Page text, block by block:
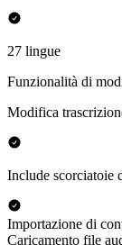
27 lingue
Funzionalità di
Modifica
Include scorciatoie
Importazione di
Caricamento file